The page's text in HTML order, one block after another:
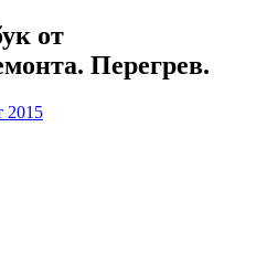
от
Перегрев.
2015